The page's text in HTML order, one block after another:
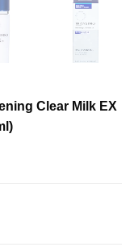
Clear Milk EX